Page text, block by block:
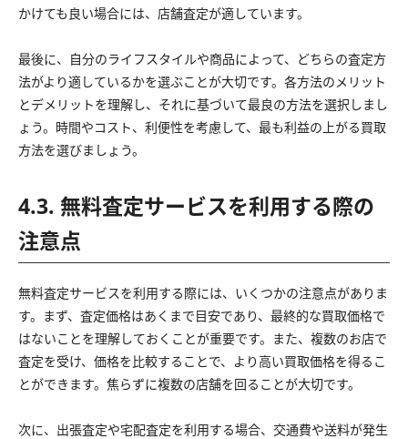
かけても良い場合には、店舗査定が適しています。
最後に、自分のライフスタイルや商品によって、どちらの査定方
法がより適しているかを選ぶことが大切です。各方法のメリット
とデメリットを理解し、それに基づいて最良の方法を選択しまし
ょう。時間やコスト、利便性を考慮して、最も利益の上がる買取
方法を選びましょう。
4.3. 無料査定サービスを利用する際の
注意点
無料査定サービスを利用する際には、いくつかの注意点がありま
す。まず、査定価格はあくまで目安であり、最終的な買取価格で
はないことを理解しておくことが重要です。また、複数のお店で
査定を受け、価格を比較することで、より高い買取価格を得るこ
とができます。焦らずに複数の店舗を回ることが大切です。
次に、出張査定や宅配査定を利用する場合、交通費や送料が発生